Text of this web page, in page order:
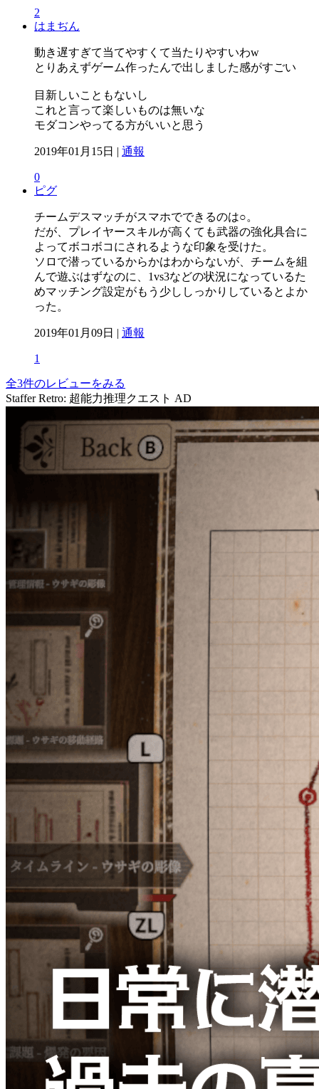
2
はまぢん
動き遅すぎて当てやすくて当たりやすいわw
とりあえずゲーム作ったんで出しました感がすごい
目新しいこともないし
これと言って楽しいものは無いな
モダコンやってる方がいいと思う
2019年01月15日 | 通報
0
ピグ
チームデスマッチがスマホでできるのは○。
だが、プレイヤースキルが高くても武器の強化具合に
よってボコボコにされるような印象を受けた。
ソロで潜っているからかはわからないが、チームを組
んで遊ぶはずなのに、1vs3などの状況になっているた
めマッチング設定がもう少ししっかりしているとよか
った。
2019年01月09日 | 通報
1
全3件のレビューをみる
Staffer Retro: 超能力推理クエスト AD